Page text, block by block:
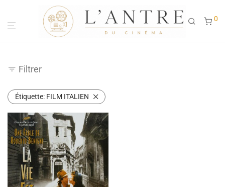
0
Filtrer
Étiquette: FILM ITALIEN